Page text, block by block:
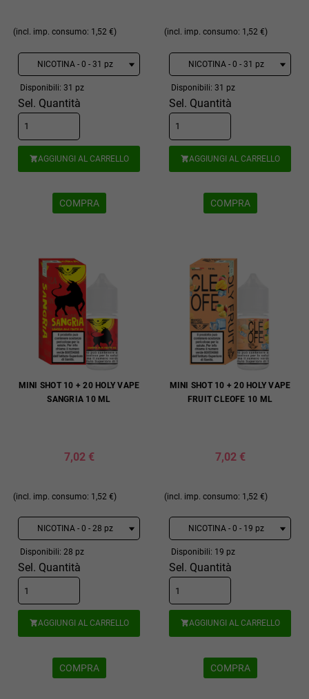
(incl. imp. consumo: 1,52 €)
Disponibili: 31 pz
Sel. Quantità
AGGIUNGI AL CARRELLO
COMPRA
(incl. imp. consumo: 1,52 €)
Disponibili: 31 pz
Sel. Quantità
AGGIUNGI AL CARRELLO
COMPRA
MINI SHOT 10 + 20 HOLY VAPE
SANGRIA 10 ML
7,02 €
(incl. imp. consumo: 1,52 €)
Disponibili: 28 pz
Sel. Quantità
AGGIUNGI AL CARRELLO
COMPRA
MINI SHOT 10 + 20 HOLY VAPE
FRUIT CLEOFE 10 ML
7,02 €
(incl. imp. consumo: 1,52 €)
Disponibili: 19 pz
Sel. Quantità
AGGIUNGI AL CARRELLO
COMPRA